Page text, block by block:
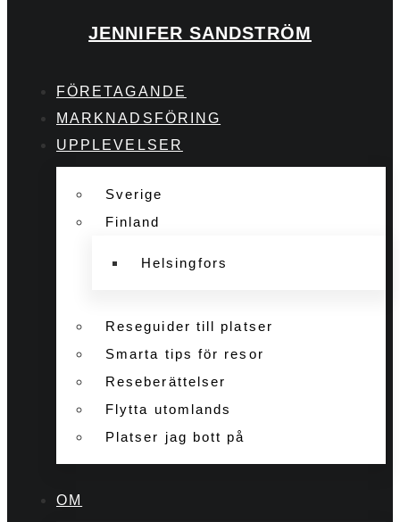
JENNIFER SANDSTRÖM
FÖRETAGANDE
MARKNADSFÖRING
UPPLEVELSER
Sverige
Finland
Helsingfors
Reseguider till platser
Smarta tips för resor
Reseberättelser
Flytta utomlands
Platser jag bott på
OM